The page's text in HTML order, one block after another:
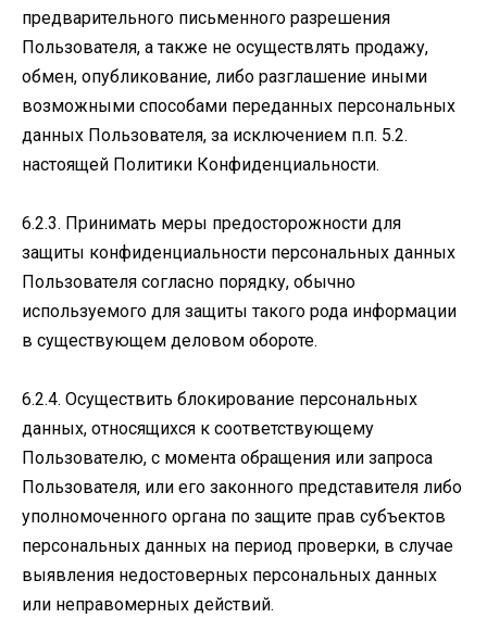
предварительного письменного разрешения
Пользователя, а также не осуществлять продажу,
обмен, опубликование, либо разглашение иными
возможными способами переданных персональных
данных Пользователя, за исключением п.п. 5.2.
настоящей Политики Конфиденциальности.
6.2.3. Принимать меры предосторожности для
защиты конфиденциальности персональных данных
Пользователя согласно порядку, обычно
используемого для защиты такого рода информации
в существующем деловом обороте.
6.2.4. Осуществить блокирование персональных
данных, относящихся к соответствующему
Пользователю, с момента обращения или запроса
Пользователя, или его законного представителя либо
уполномоченного органа по защите прав субъектов
персональных данных на период проверки, в случае
выявления недостоверных персональных данных
или неправомерных действий.